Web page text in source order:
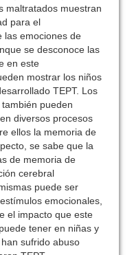
maltratados muestran
para el
las emociones de
se desconoce las
en este
mostrar los niños
TEPT. Los
pueden
diversos procesos
ellos la memoria de
se sabe que la
de memoria de
cerebral
puede ser
emocionales,
el impacto que este
tener en niñas y
sufrido abuso